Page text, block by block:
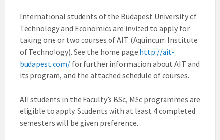
International students of the Budapest University of
Technology and Economics are invited to apply for
taking one or two courses of AIT (Aquincum Institute
of Technology). See the home page http://ait-
budapest.com/ for further information about AIT and
its program, and the attached schedule of courses.
All students in the Faculty’s BSc, MSc programmes are
eligible to apply. Students with at least 4 completed
semesters will be given preference.